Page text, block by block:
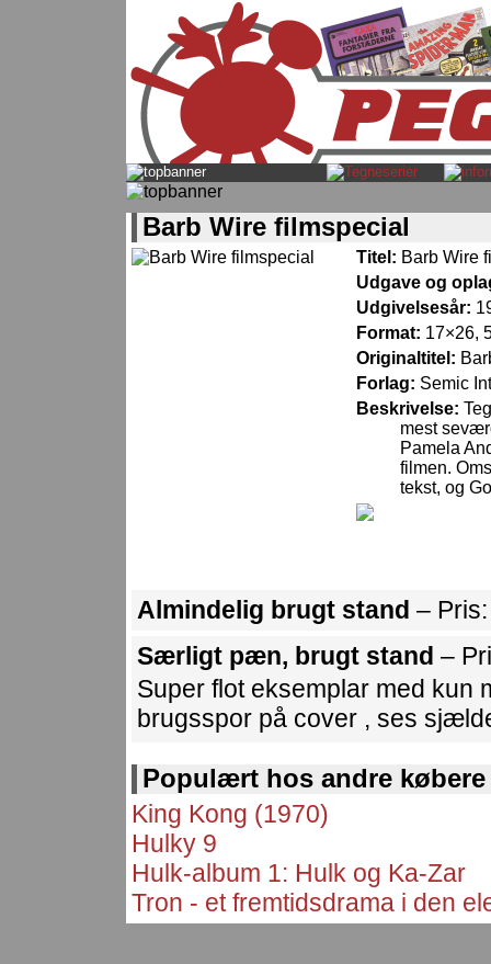
Barb Wire filmspecial
Titel: Barb Wire
Udgave og
Udgivelsesår:
Format: 17×26,
Originaltitel:
Forlag: Semic
Beskrivelse:
mest
Pamela
filmen.
tekst, og
Almindelig brugt stand –
Særligt pæn, brugt stand –
Super flot eksemplar med kun
brugsspor på cover , ses
Populært hos andre købere
King Kong (1970)
Hulky 9
Hulk-album 1: Hulk og Ka-Zar
Tron - et fremtidsdrama i den